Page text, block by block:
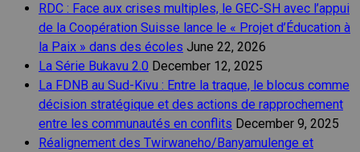
RDC : Face aux crises multiples, le GEC-SH avec l’appui
de la Coopération Suisse lance le « Projet d’Éducation à
la Paix » dans des écoles June 22, 2026
La Série Bukavu 2.0 December 12, 2025
La FDNB au Sud-Kivu : Entre la traque, le blocus comme
décision stratégique et des actions de rapprochement
entre les communautés en conflits December 9, 2025
Réalignement des Twirwaneho/Banyamulenge et